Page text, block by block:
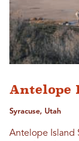
Antelope
Syracuse, Utah
Antelope Island